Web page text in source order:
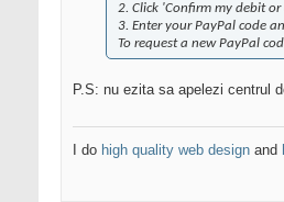
2. Click 'Confirm my debit
3. Enter your PayPal code
To request a new PayPal
P.S: nu ezita sa apelezi centrul
I do high quality web design and